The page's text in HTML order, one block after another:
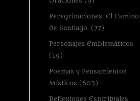
Peregrinaciones. El Camino
de Santiago. (77)
Personajes Emblemáticos
(19)
Poemas y Pensamientos
Místicos (603)
Reflexiones Espirituales